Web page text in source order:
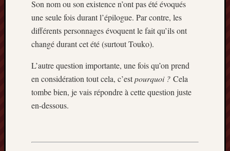
Son nom ou son existence n’ont pas été évoqués
une seule fois durant l’épilogue. Par contre, les
différents personnages évoquent le fait qu’ils ont
changé durant cet été (surtout Touko).
L’autre question importante, une fois qu’on prend
en considération tout cela, c’estpourquoi ? Cela
tombe bien, je vais répondre à cette question juste
en-dessous.